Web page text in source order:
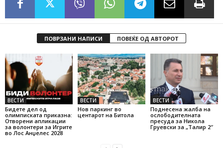
ПОВРЗАНИ НАПИСИ ПОВЕЌЕ ОД АВТОРОТ
ВЕСТИ
Бидете дел од
олимписката приказна:
Отворени апликации
за волонтери за Игрите
во Лос Анџелес 2028
ВЕСТИ
Нов паркинг во
центарот на Битола
ВЕСТИ
Поднесена жалба на
ослободителната
пресуда за Никола
Груевски за „Талир 2″